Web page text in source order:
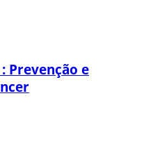
Prevenção e